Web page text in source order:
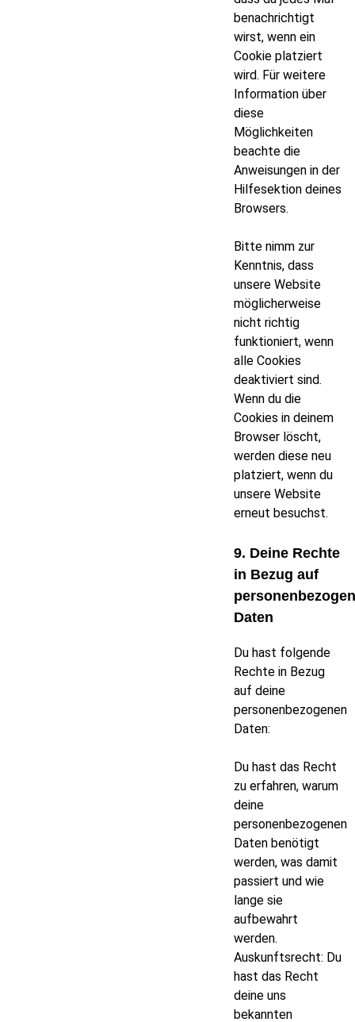
benachrichtigt
wirst, wenn ein
Cookie platziert
wird. Für weitere
Information über
diese
Möglichkeiten
beachte die
Anweisungen in der
Hilfesektion deines
Browsers.
Bitte nimm zur
Kenntnis, dass
unsere Website
möglicherweise
nicht richtig
funktioniert, wenn
alle Cookies
deaktiviert sind.
Wenn du die
Cookies in deinem
Browser löscht,
werden diese neu
platziert, wenn du
unsere Website
erneut besuchst.
9. Deine Rechte
in Bezug auf
Daten
Du hast folgende
Rechte in Bezug
auf deine
personenbezogenen
Daten:
Du hast das Recht
zu erfahren, warum
deine
personenbezogenen
Daten benötigt
werden, was damit
passiert und wie
lange sie
aufbewahrt
werden.
Auskunftsrecht: Du
hast das Recht
deine uns
bekannten